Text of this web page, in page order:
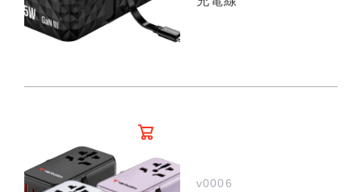
v0006